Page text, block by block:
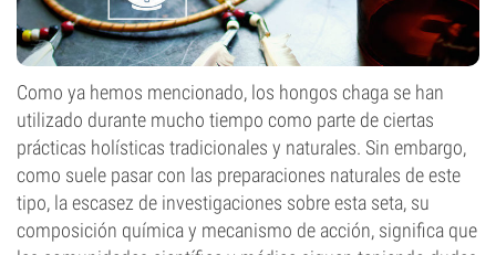
Como ya hemos mencionado, los hongos chaga se han
utilizado durante mucho tiempo como parte de ciertas
prácticas holísticas tradicionales y naturales. Sin embargo,
como suele pasar con las preparaciones naturales de este
tipo, la escasez de investigaciones sobre esta seta, su
composición química y mecanismo de acción, significa que